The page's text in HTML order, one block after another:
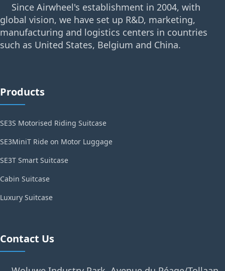
Since Airwheel's establishment in 2004, with
global vision, we have set up R&D, marketing,
manufacturing and logistics centers in countries
such as United States, Belgium and China.
Products
SE3S Motorised Riding Suitcase
SE3MiniT Ride on Motor Luggage
SE3T Smart Suitcase
Cabin Suitcase
Luxury Suitcase
Contact Us